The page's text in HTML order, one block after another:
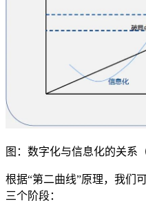
图：数字化与信息化的关系
根据“第二曲线”原理，我们
三个阶段：